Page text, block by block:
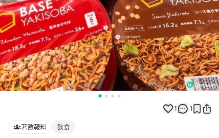
1 1
著數報料 飲食